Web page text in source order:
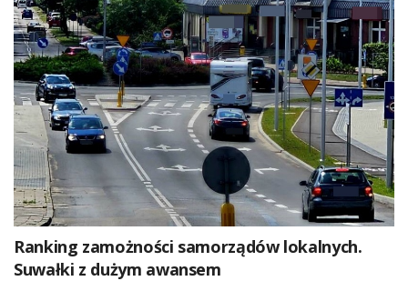
Ranking zamożności samorządów lokalnych.
Suwałki z dużym awansem